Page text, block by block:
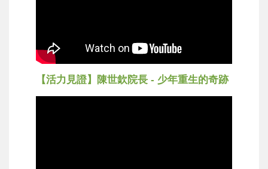
【活力見證】陳世欽院長 - 少年重生的奇跡